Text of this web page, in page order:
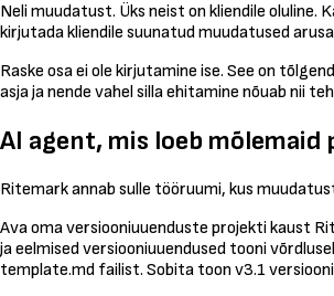
Neli muudatust. Üks neist on kliendile oluline.
kirjutada kliendile suunatud muudatused
Raske osa ei ole kirjutamine ise. See on
asja ja nende vahel silla ehitamine nõuab nii
AI agent, mis loeb mõlemaid
Ritemark annab sulle tööruumi, kus
Ava oma versiooniuuenduste projekti kaust
ja eelmised versiooniuuendused tooni
template.md failist. Sobita toon v3.1